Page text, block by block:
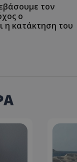
τον
ο
η κατάκτηση του